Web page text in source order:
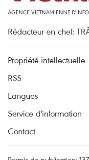
AGENCE VIETNAMIENNE
Rédacteur en chef:
Propriété intellectuelle
RSS
Langues
Service d'information
Contact